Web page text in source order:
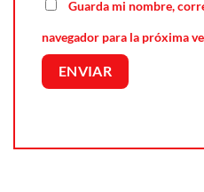
Guarda mi nombre,
navegador para la próxima